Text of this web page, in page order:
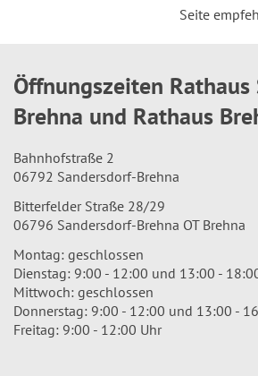
Seite
Öffnungszeiten Rathaus
Brehna und Rathaus
Bahnhofstraße 2
06792 Sandersdorf-Brehna
Bitterfelder Straße 28/29
06796 Sandersdorf-Brehna OT Brehna
Montag: geschlossen
Dienstag: 9:00 - 12:00 und 13:00 -
Mittwoch: geschlossen
Donnerstag: 9:00 - 12:00 und 13:00 -
Freitag: 9:00 - 12:00 Uhr